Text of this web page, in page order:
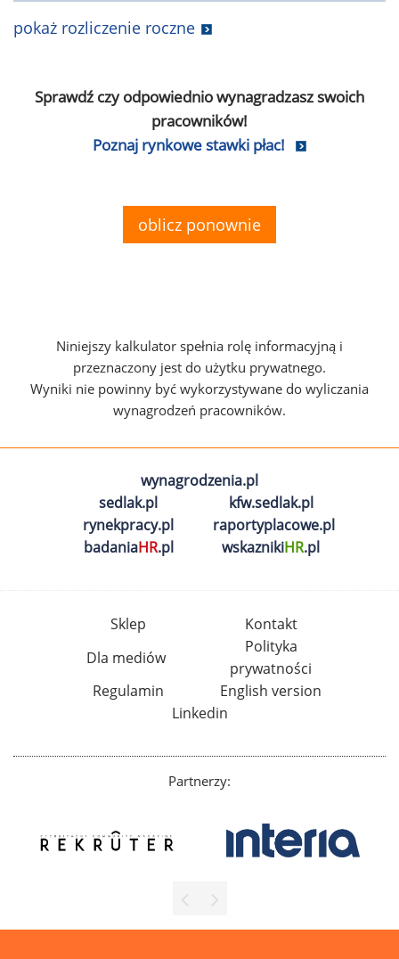
pokaż rozliczenie roczne
Sprawdź czy odpowiednio wynagradzasz swoich
pracowników!
Poznaj rynkowe stawki płac!
oblicz ponownie
Niniejszy kalkulator spełnia rolę informacyjną i
przeznaczony jest do użytku prywatnego.
Wyniki nie powinny być wykorzystywane do wyliczania
wynagrodzeń pracowników.
wynagrodzenia.pl
sedlak.pl
kfw.sedlak.pl
rynekpracy.pl
raportyplacowe.pl
badaniaHR.pl wskaznikiHR.pl
Sklep
Kontakt
Dla mediów
Polityka
prywatności
Regulamin
English version
Linkedin
Partnerzy: